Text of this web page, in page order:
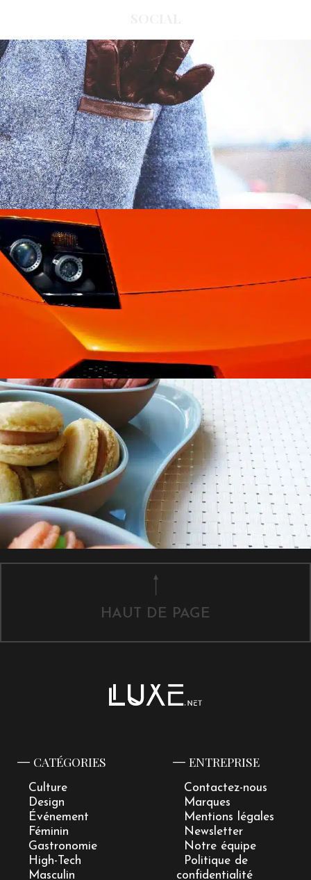
HAUT DE PAGE
CATÉGORIES
Culture
Design
Événement
Féminin
Gastronomie
High-Tech
Masculin
ENTREPRISE
Contactez-nous
Marques
Mentions légales
Newsletter
Notre équipe
Politique de
confidentialité